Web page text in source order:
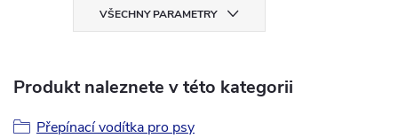
VŠECHNY PARAMETRY
Produkt naleznete v této kategorii
Přepínací vodítka pro psy